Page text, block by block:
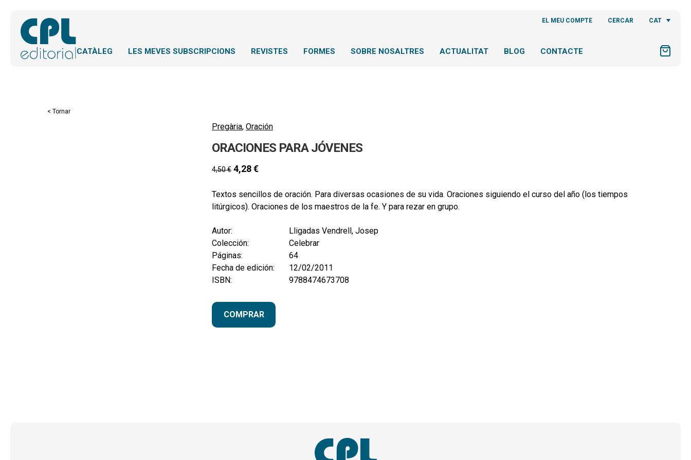
EL MEU COMPTE CERCAR CAT
CATÀLEG LES MEVES SUBSCRIPCIONS REVISTES FORMES SOBRE NOSALTRES ACTUALITAT BLOG CONTACTE
< Tornar
Pregària, Oración
ORACIONES PARA JÓVENES
4,50€ 4,28€
Textos sencillos de oración. Para diversas ocasiones de su vida. Oraciones siguiendo el curso del año (los tiempos
litúrgicos). Oraciones de los maestros de la fe. Y para rezar en grupo.
Autor:
Lligadas Vendrell, Josep
Colección:
Celebrar
Páginas:
64
Fecha de edición:
12/02/2011
ISBN:
9788474673708
COMPRAR